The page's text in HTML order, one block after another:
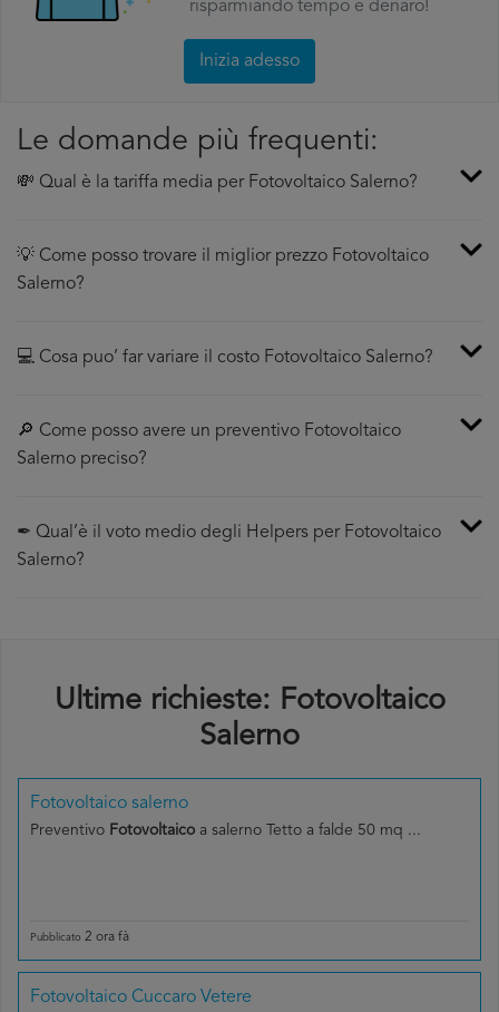
risparmiando tempo e denaro!
Inizia adesso
Le domande più frequenti:
💸 Qual è la tariffa media per Fotovoltaico Salerno?
💡 Come posso trovare il miglior prezzo Fotovoltaico
Salerno?
💻 Cosa puo’ far variare il costo Fotovoltaico Salerno?
🔎 Come posso avere un preventivo Fotovoltaico
Salerno preciso?
✒ Qual’è il voto medio degli Helpers per Fotovoltaico
Salerno?
Ultime richieste: Fotovoltaico
Salerno
Fotovoltaico salerno
Preventivo Fotovoltaico a salerno Tetto a falde 50 mq ...
Pubblicato 2 ora fà
Fotovoltaico Cuccaro Vetere